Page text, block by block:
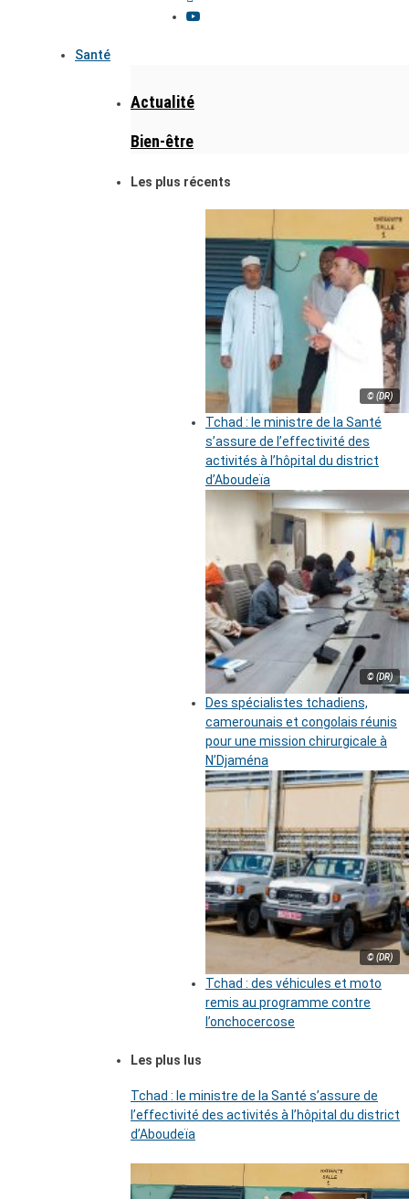
Santé
Actualité
Bien-être
Les plus récents
© (DR)
Tchad : le ministre de la Santé
s’assure de l’effectivité des
activités à l’hôpital du district
d’Aboudeïa
© (DR)
Des spécialistes tchadiens,
camerounais et congolais réunis
pour une mission chirurgicale à
N’Djaména
© (DR)
Tchad : des véhicules et moto
remis au programme contre
l’onchocercose
Les plus lus
Tchad : le ministre de la Santé s’assure de
l’effectivité des activités à l’hôpital du district
d’Aboudeïa